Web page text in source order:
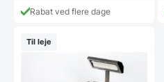
Rabat ved flere dage
Til leje